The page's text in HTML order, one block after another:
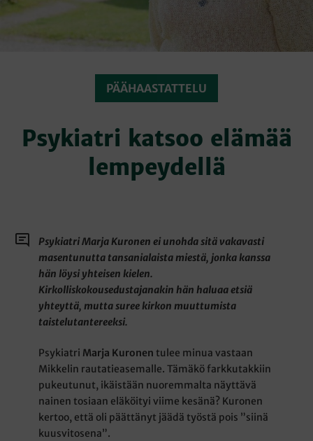
PÄÄHAASTATTELU
Psykiatri katsoo elämää
lempeydellä
Psykiatri Marja Kuronen ei unohda sitä vakavasti
masentunutta tansanialaista miestä, jonka kanssa
hän löysi yhteisen kielen.
Kirkolliskokousedustajanakin hän haluaa etsiä
yhteyttä, mutta suree kirkon muuttumista
taistelutantereeksi.
Psykiatri Marja Kuronen tulee minua vastaan
Mikkelin rautatieasemalle. Tämäkö farkkutakkiin
pukeutunut, ikäistään nuoremmalta näyttävä
nainen tosiaan eläköityi viime kesänä? Kuronen
kertoo, että oli päättänyt jäädä työstä pois ”siinä
kuusvitosena”.